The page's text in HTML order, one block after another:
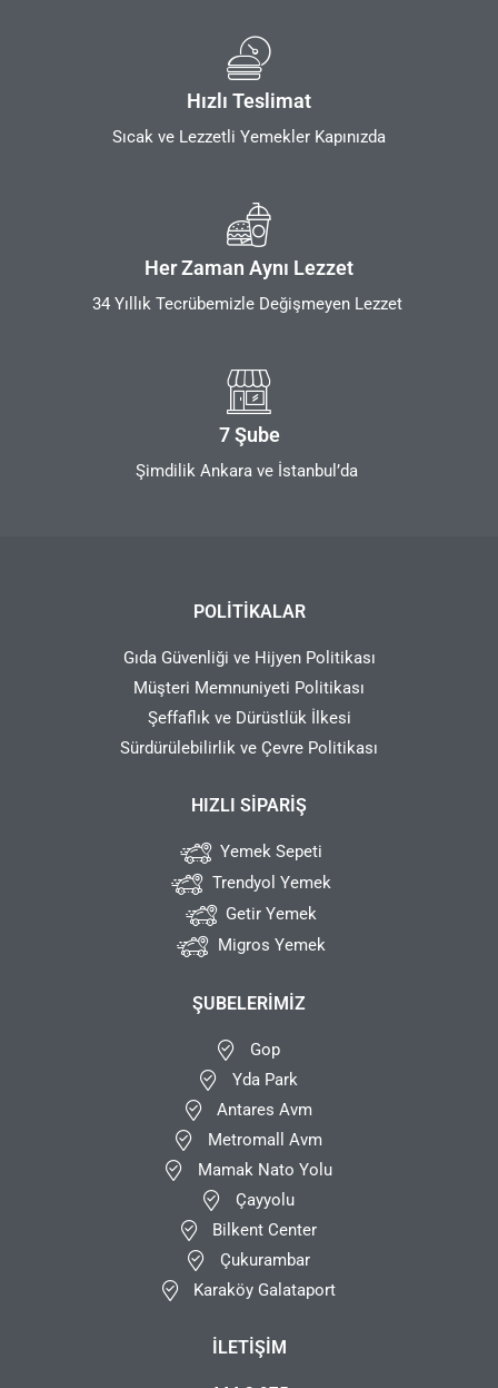
Hızlı Teslimat
Sıcak ve Lezzetli Yemekler Kapınızda
Her Zaman Aynı Lezzet
34 Yıllık Tecrübemizle Değişmeyen Lezzet
7 Şube
Şimdilik Ankara ve İstanbul’da
POLITIKALAR
Gıda Güvenliği ve Hijyen Politikası
Müşteri Memnuniyeti Politikası
Şeffaflık ve Dürüstlük İlkesi
Sürdürülebilirlik ve Çevre Politikası
HIZLI SIPARIŞ
Yemek Sepeti
Trendyol Yemek
Getir Yemek
Migros Yemek
ŞUBELERIMIZ
Gop
Yda Park
Antares Avm
Metromall Avm
Mamak Nato Yolu
Çayyolu
Bilkent Center
Çukurambar
Karaköy Galataport
İLETIŞIM